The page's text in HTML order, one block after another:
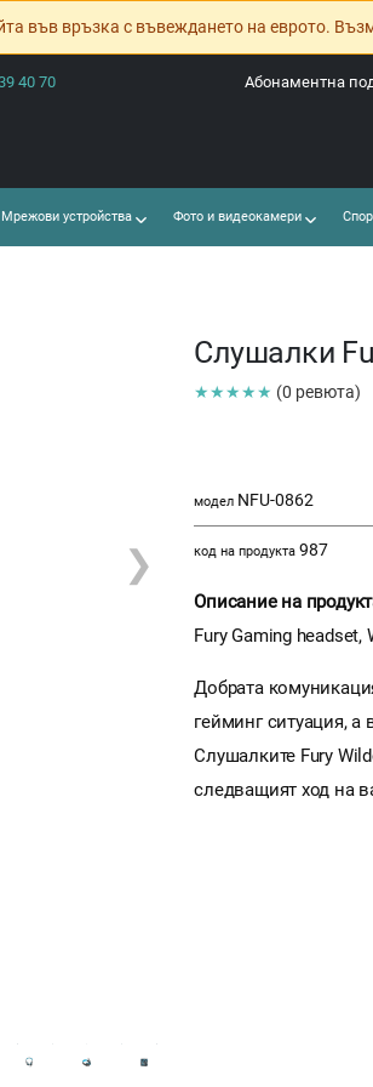
във връзка с въвеждането на еврото.
40 70 Абонаментна
устройства Фото и видеокамери
❯
Слушалки
★★★★★ (0 ревюта)
модел NFU-0862
код на продукта 987
Описание на
Fury Gaming headset,
Добрата
гейминг ситуация,
Слушалките Fury
следващият ход на